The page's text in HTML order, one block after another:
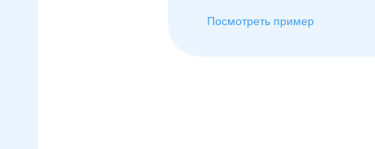
Посмотреть пример